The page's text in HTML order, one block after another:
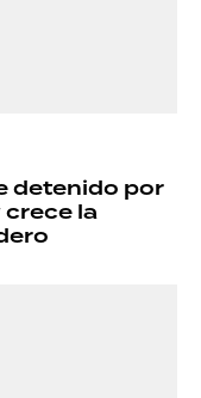
detenido por
crece la